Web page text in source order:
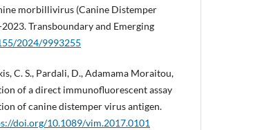
morbillivirus (Canine Distemper
Transboundary and Emerging
2024/9993255
C. S., Pardali, D., Adamama Moraitou,
of a direct immunofluorescent assay
of canine distemper virus antigen.
doi.org/10.1089/vim.2017.0101